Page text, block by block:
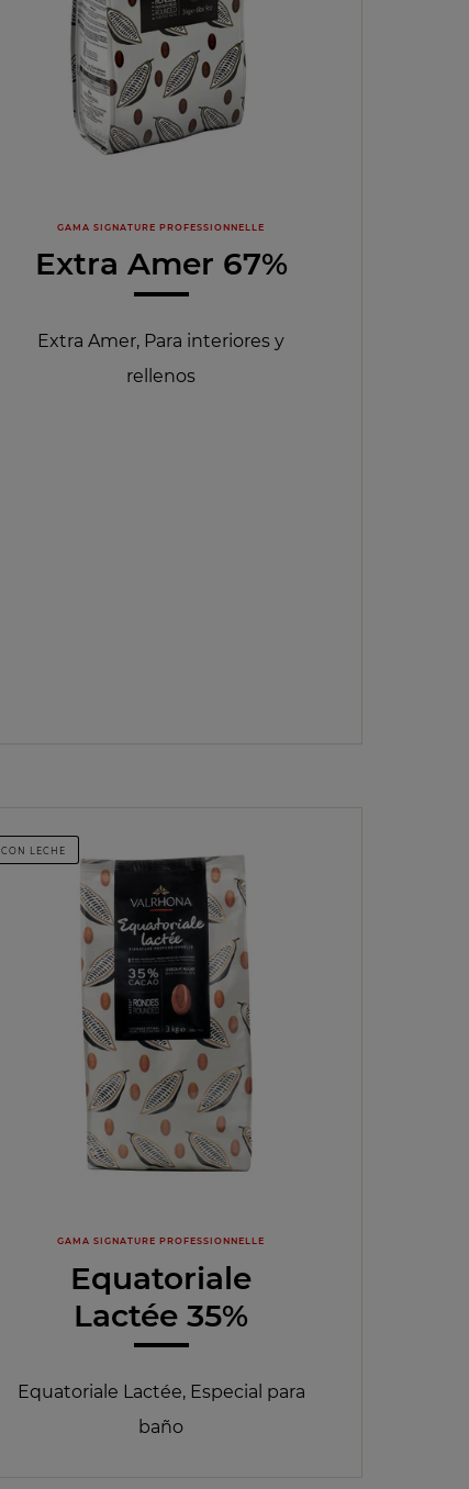
GAMA SIGNATURE PROFESSIONNELLE
Extra Amer 67%
Extra Amer, Para interiores y
rellenos
CON LECHE
GAMA SIGNATURE PROFESSIONNELLE
Equatoriale
Lactée 35%
Equatoriale Lactée, Especial para
baño